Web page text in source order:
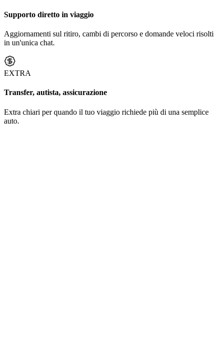
Supporto diretto in viaggio
Aggiornamenti sul ritiro, cambi di percorso e domande veloci risolti
in un'unica chat.
EXTRA
Transfer, autista, assicurazione
Extra chiari per quando il tuo viaggio richiede più di una semplice
auto.